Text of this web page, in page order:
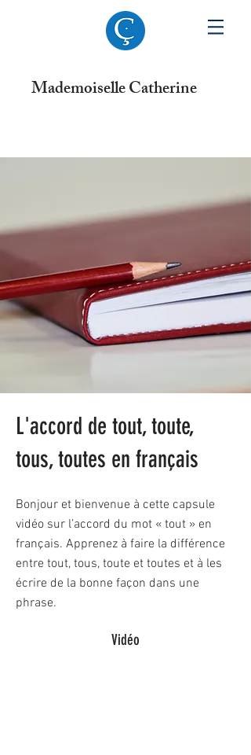
Mademoiselle Catherine
L'accord de tout, toute,
tous, toutes en français
Bonjour et bienvenue à cette capsule
vidéo sur l’accord du mot « tout » en
français. Apprenez à faire la différence
entre tout, tous, toute et toutes et à les
écrire de la bonne façon dans une
phrase.
Vidéo